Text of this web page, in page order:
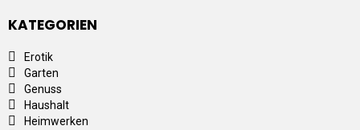
KATEGORIEN
Erotik
Garten
Genuss
Haushalt
Heimwerken